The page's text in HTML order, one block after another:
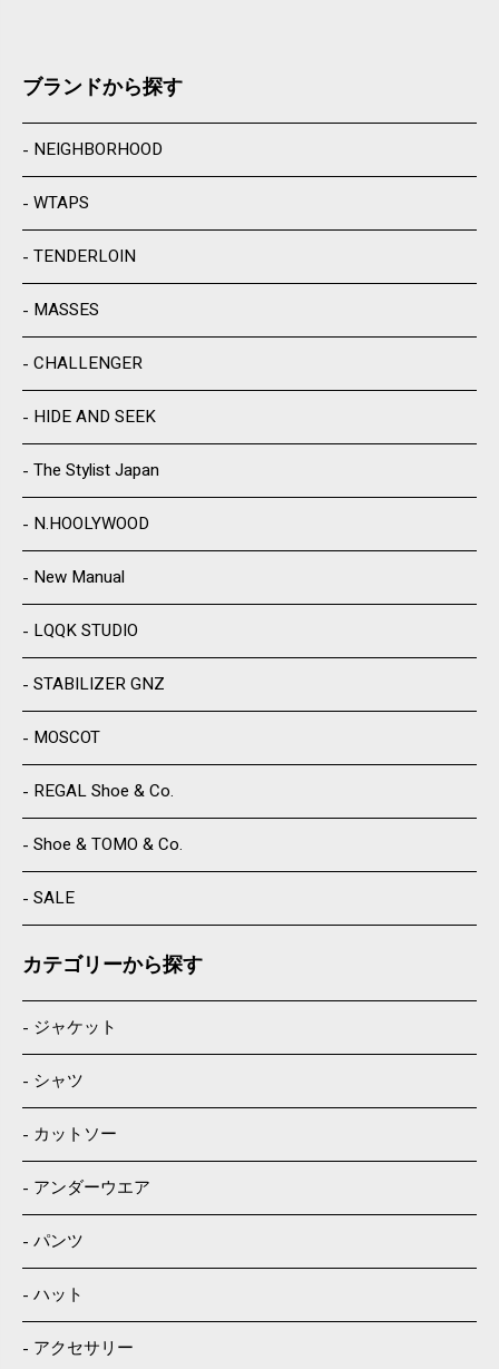
ブランドから探す
NEIGHBORHOOD
WTAPS
TENDERLOIN
MASSES
CHALLENGER
HIDE AND SEEK
The Stylist Japan
N.HOOLYWOOD
New Manual
LQQK STUDIO
STABILIZER GNZ
MOSCOT
REGAL Shoe & Co.
Shoe & TOMO & Co.
SALE
カテゴリーから探す
ジャケット
シャツ
カットソー
アンダーウエア
パンツ
ハット
アクセサリー